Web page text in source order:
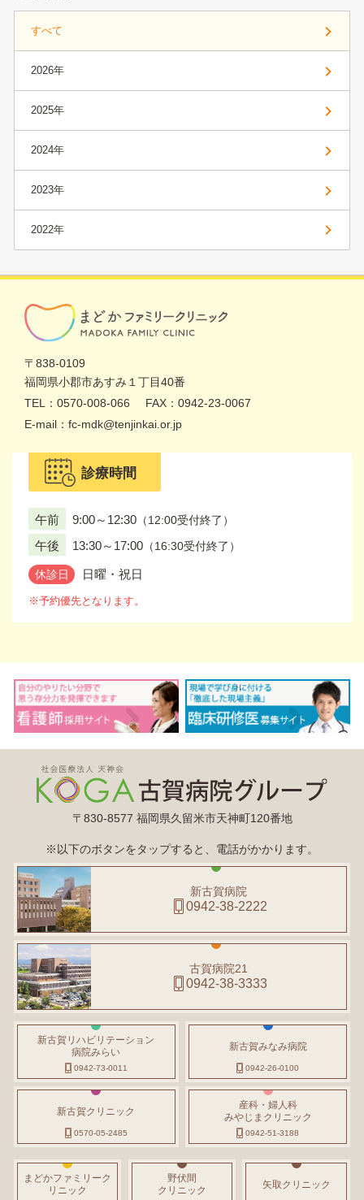
すべて
2026年
2025年
2024年
2023年
2022年
〒838-0109
福岡県小郡市あすみ１丁目40番
TEL：0570-008-066
FAX：0942-23-0067
E-mail：fc-mdk@tenjinkai.or.jp
診療時間
午前 9:00～12:30 （12:00受付終了）
午後 13:30～17:00 （16:30受付終了）
休診日 日曜・祝日
※予約優先となります。
〒830-8577 福岡県久留米市天神町120番地
※以下のボタンをタップすると、電話がかかります。
新古賀病院
0942-38-2222
古賀病院21
0942-38-3333
新古賀リハビリテーション
病院みらい
0942-73-0011
新古賀みなみ病院
0942-26-0100
新古賀クリニック
0570-05-2485
産科・婦人科
みやじまクリニック
0942-51-3188
まどかファミリーク
リニック
野伏間
クリニック
矢取クリニック